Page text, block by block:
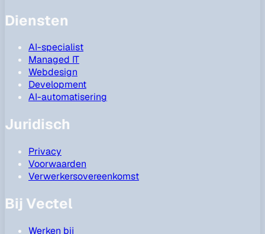
Diensten
AI-specialist
Managed IT
Webdesign
Development
AI-automatisering
Juridisch
Privacy
Voorwaarden
Verwerkersovereenkomst
Bij Vectel
Werken bij